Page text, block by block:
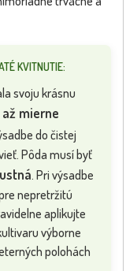
KVITNUTIE:
svoju krásnu
mierne
do čistej
Pôda musí byť
. Pri výsadbe
nepretržitú
aplikujte
výborne
polohách